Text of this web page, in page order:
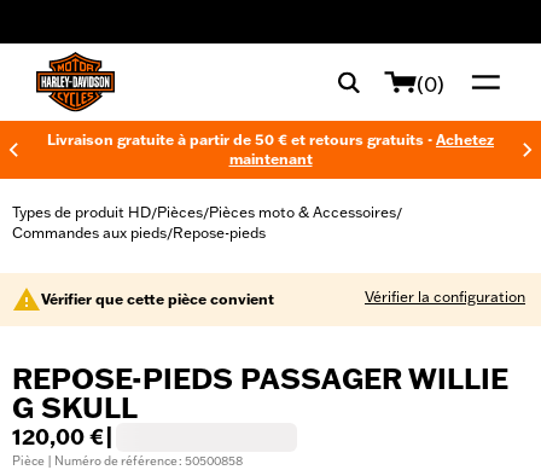
(0)
Livraison gratuite à partir de 50 € et retours gratuits - Achetez
maintenant
Types de produit HD/Pièces/Pièces moto & Accessoires/
Commandes aux pieds/Repose-pieds
Vérifier que cette pièce convient Vérifier la configuration
REPOSE-PIEDS PASSAGER WILLIE
G SKULL
120,00 €
Pièce | Numéro de référence : 50500858